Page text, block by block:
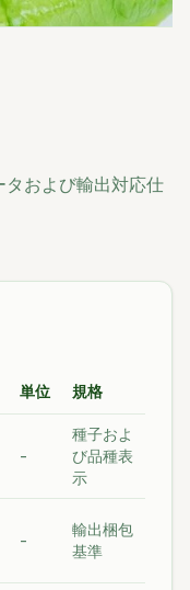
および輸出対応仕
単位 規格
-
種子およ
び品種表
示
-
輸出梱包
基準